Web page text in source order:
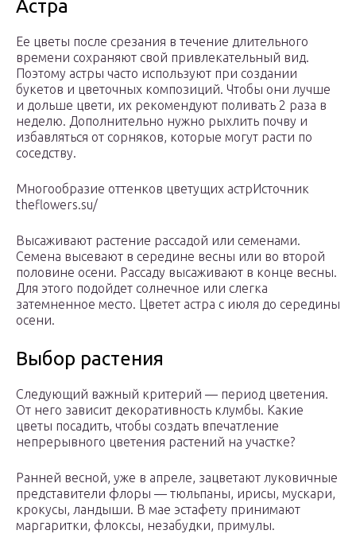
Астра
Ее цветы после срезания в течение длительного
времени сохраняют свой привлекательный вид.
Поэтому астры часто используют при создании
букетов и цветочных композиций. Чтобы они лучше
и дольше цвети, их рекомендуют поливать 2 раза в
неделю. Дополнительно нужно рыхлить почву и
избавляться от сорняков, которые могут расти по
соседству.
Многообразие оттенков цветущих астрИсточник
theflowers.su/
Высаживают растение рассадой или семенами.
Семена высевают в середине весны или во второй
половине осени. Рассаду высаживают в конце весны.
Для этого подойдет солнечное или слегка
затемненное место. Цветет астра с июля до середины
осени.
Выбор растения
Следующий важный критерий — период цветения.
От него зависит декоративность клумбы. Какие
цветы посадить, чтобы создать впечатление
непрерывного цветения растений на участке?
Ранней весной, уже в апреле, зацветают луковичные
представители флоры — тюльпаны, ирисы, мускари,
крокусы, ландыши. В мае эстафету принимают
маргаритки, флоксы, незабудки, примулы.